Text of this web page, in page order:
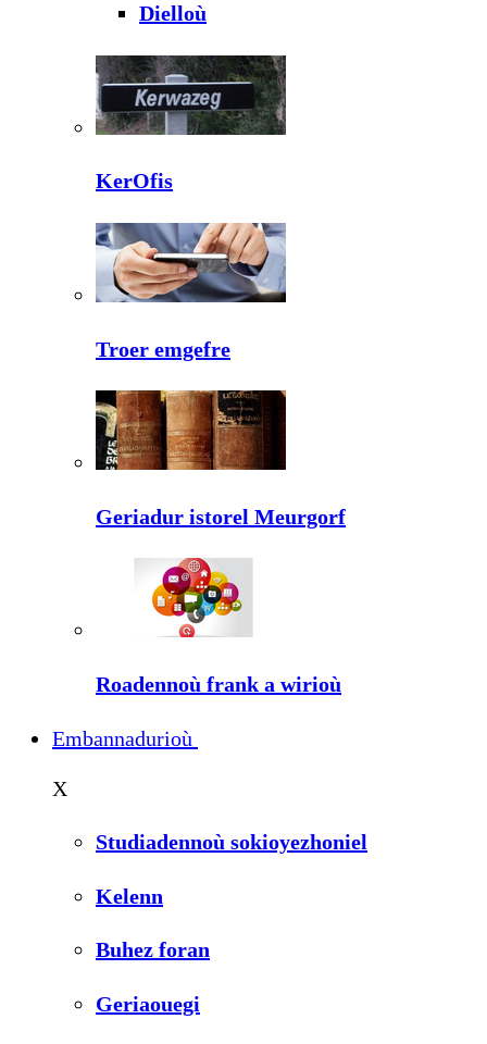
Dielloù
KerOfis
Troer emgefre
Geriadur istorel Meurgorf
Roadennoù frank a wirioù
Embannadurioù
X
Studiadennoù sokioyezhoniel
Kelenn
Buhez foran
Geriaouegi